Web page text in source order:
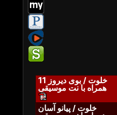
خلوت / بوی دیروز 11
همراه با نت موسیقی
خلوت / پیانو آسان